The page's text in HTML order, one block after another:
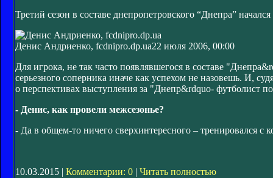
Третий сезон в составе днепропетровского “Днепра”
Денис Андриенко, fcdnipro.dp.ua22 июля 2006, 00:00
Для игрока, не так часто появлявшегося в составе
серьезного соперника иначе как успехом не назовешь. И,
о перспективах выступления за "Днепр&rdquo- футболист
- Денис, как провели межсезонье?
- Да в общем-то ничего сверхинтересного – тренировался с
10.03.2015 | Комментарии: 0 | Читать полностью